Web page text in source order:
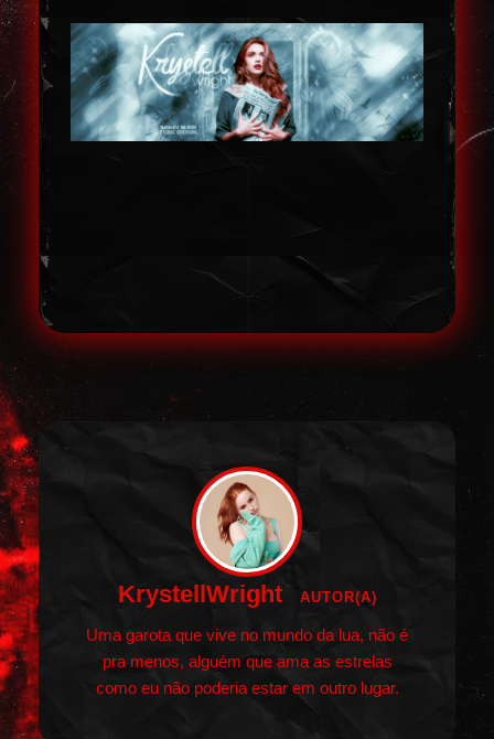
KrystellWright AUTOR(A)
Uma garota que vive no mundo da lua, não é
pra menos, alguém que ama as estrelas
como eu não poderia estar em outro lugar.